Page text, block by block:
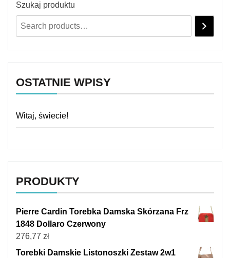
Szukaj produktu
OSTATNIE WPISY
Witaj, świecie!
PRODUKTY
Pierre Cardin Torebka Damska Skórzana Frz
1848 Dollaro Czerwony
276,77 zł
Torebki Damskie Listonoszki Zestaw 2w1